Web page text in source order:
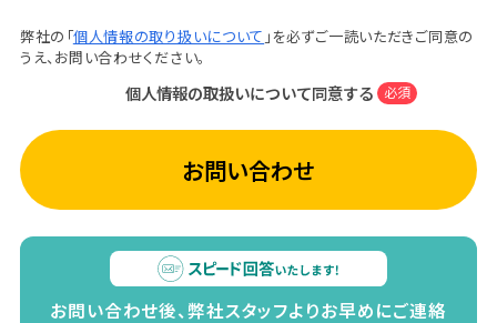
弊社の「個人情報の取り扱いについて 」を必ずご一読いただきご同意の
うえ、お問い合わせください。
個人情報の取扱いについて同意する 必須
お問い合わせ
お問い合わせ後、弊社スタッフよりお早めにご連絡